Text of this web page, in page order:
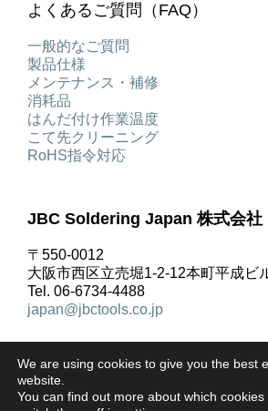
よくあるご質問（FAQ）
一般的なご質問
製品仕様
メンテナンス・補修
消耗品
はんだ付け作業温度
こて先クリーニング
RoHS指令対応
JBC Soldering Japan 株式会社
〒550-0012
大阪市西区立売堀1-2-12本町平成ビ
Tel. 06-6734-4488
japan@jbctools.co.jp
We are using cookies to give you the best
website.
You can find out more about which